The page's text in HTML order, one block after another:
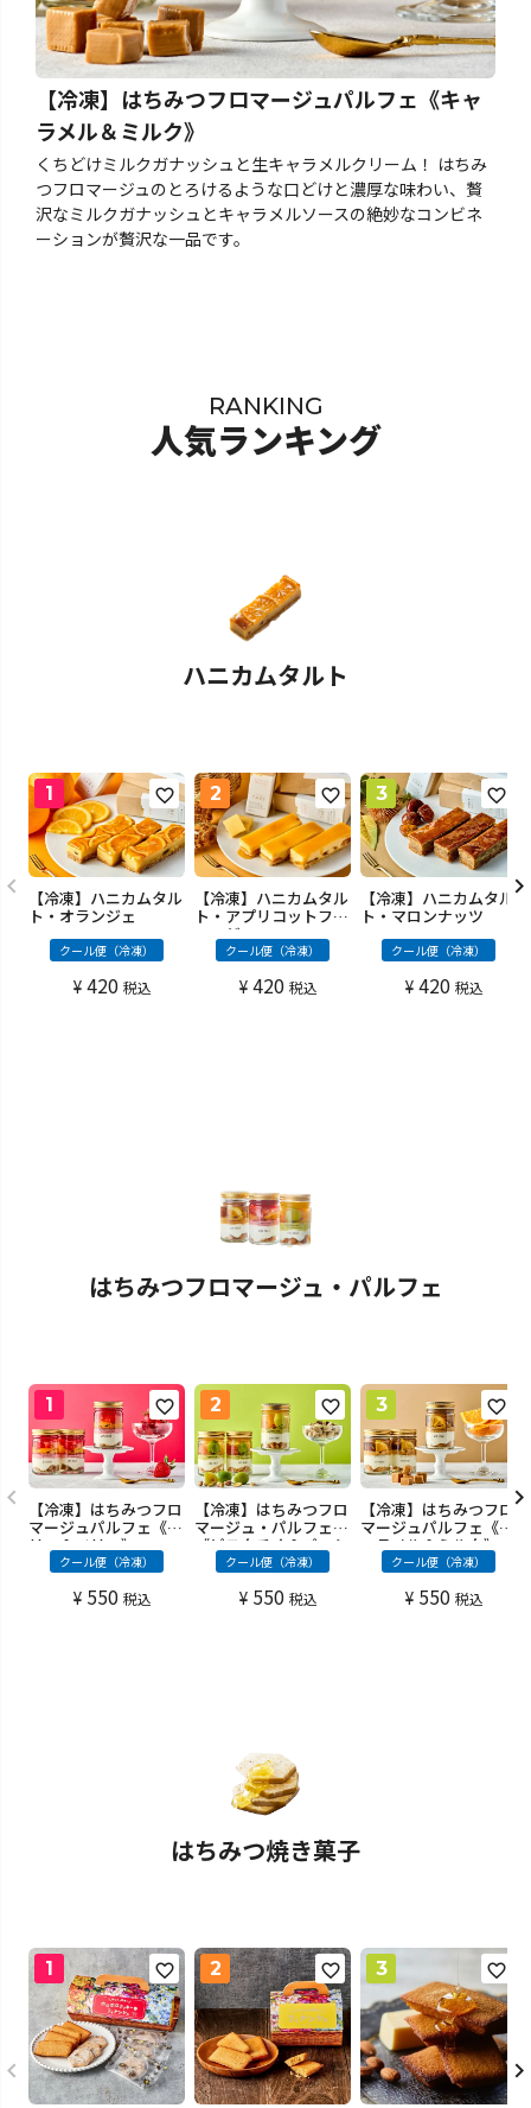
【冷凍】はちみつフロマージュパルフェ《キャ
ラメル＆ミルク》
くちどけミルクガナッシュと生キャラメルクリーム！ はちみ
つフロマージュのとろけるような口どけと濃厚な味わい、贅
沢なミルクガナッシュとキャラメルソースの絶妙なコンビネ
ーションが贅沢な一品です。
RANKING
人気ランキング
ハニカムタルト
【冷凍】ハニカムタル
ト・オランジェ
クール便（冷凍）
¥ 420 税込
【冷凍】ハニカムタル
ト・アプリコットフロ
マージュ
クール便（冷凍）
¥ 420 税込
【冷凍】ハニカムタル
ト・マロンナッツ
クール便（冷凍）
¥ 420 税込
はちみつフロマージュ・パルフェ
【冷凍】はちみつフロ
マージュパルフェ《ベ
リー＆ベリー》
クール便（冷凍）
¥ 550 税込
【冷凍】はちみつフロ
マージュ・パルフェ
《ピスタチオ＆パッシ
ョンフルーツ》
クール便（冷凍）
¥ 550 税込
【冷凍】はちみつフロ
マージュパルフェ《キ
ャラメル＆ミルク》
クール便（冷凍）
¥ 550 税込
はちみつ焼き菓子